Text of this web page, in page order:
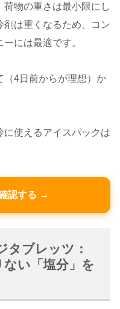
物の重さは最小限にし
剤は重くなるため、コン
には最適です。
（4日前からが理想）か
に使えるアイスパックは
認する →
ブレッツ：
い「塩分」を